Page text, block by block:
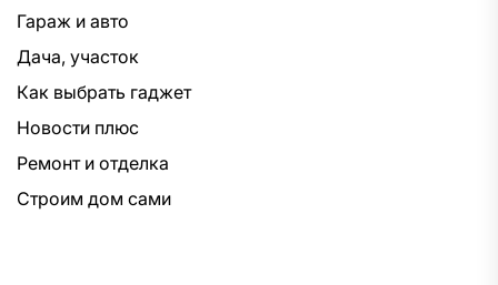
Гараж и авто
Дача, участок
Как выбрать гаджет
Новости плюс
Ремонт и отделка
Строим дом сами